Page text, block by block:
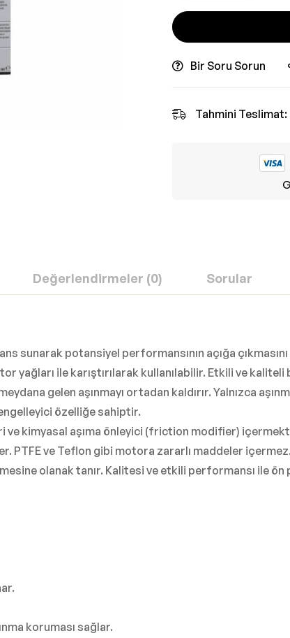
Bir Soru Sorun
Tahmini Teslimat:
Değerlendirmeler (0) Sorular
potansiyel performansının açığa
yağları ile karıştırılarak kullanılabilir. Etkili ve kaliteli
gelen aşınmayı ortadan kaldırır. Yalnızca
özelliğe sahiptir.
ve kimyasal aşıma önleyici (friction modifier)
PTFE ve Teflon gibi motora zararlı maddeler
olanak tanır. Kalitesi ve etkili performansı ile
koruması sağlar.